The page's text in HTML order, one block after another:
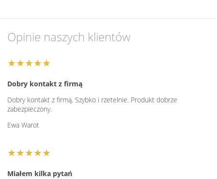
Opinie naszych klientów
★★★★★
Dobry kontakt z firmą
Dobry kontakt z firmą. Szybko i rzetelnie. Produkt dobrze
zabezpieczony.
Ewa Warot
★★★★★
Miałem kilka pytań